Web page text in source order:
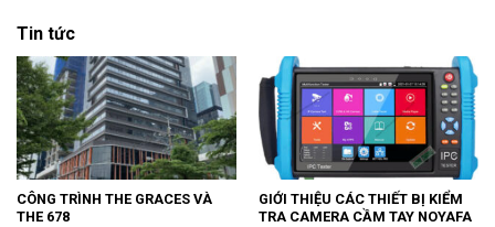
Tin tức
CÔNG TRÌNH THE GRACES VÀ
THE 678
GIỚI THIỆU CÁC THIẾT BỊ KIỂM
TRA CAMERA CẦM TAY NOYAFA